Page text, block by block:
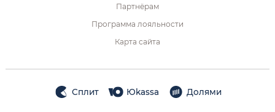
Партнёрам
Программа лояльности
Карта сайта
Сплит Юkassa Долями